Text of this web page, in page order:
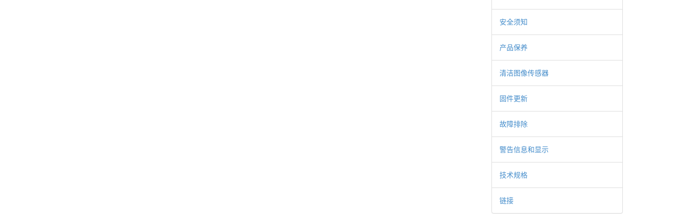
安全须知
产品保养
清洁图像传感器
固件更新
故障排除
警告信息和显示
技术规格
链接